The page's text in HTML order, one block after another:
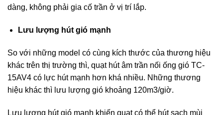
dàng, không phải gia cố trần ở vị trí lắp.
Lưu lượng hút gió mạnh
So với những model có cùng kích thước của thương hiệu
khác trên thị trường thì, quạt hút âm trần nối ống gió TC-
15AV4 có lực hút mạnh hơn khá nhiều. Những thương
hiệu khác thì lưu lượng gió khoảng 120m3/giờ.
Lưu lượng hút gió mạnh khiến quạt có thể hút sạch mùi